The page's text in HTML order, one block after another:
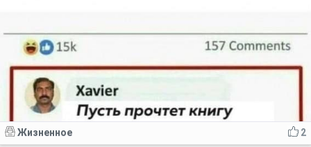
2
Жизненное